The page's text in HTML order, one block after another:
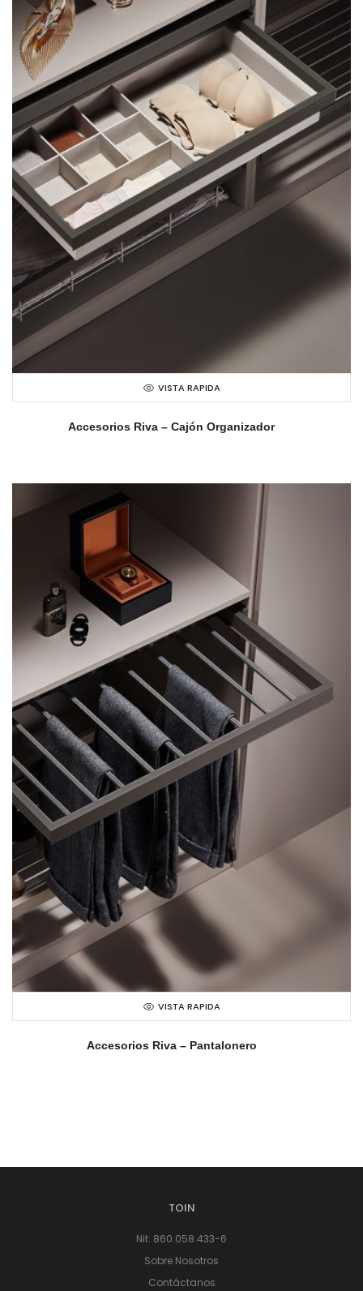
VISTA RAPIDA
Accesorios Riva – Cajón Organizador
VISTA RAPIDA
Accesorios Riva – Pantalonero
TOIN
Nit: 860.058.433-6
Sobre Nosotros
Contáctanos